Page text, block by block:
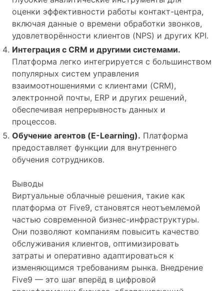
оценки эффективности работы контакт-центра,
включая данные о времени обработки звонков,
удовлетворённости клиентов (NPS) и других KPI.
Интеграция с CRM и другими системами.
Платформа легко интегрируется с большинством
популярных систем управления
взаимоотношениями с клиентами (CRM),
электронной почты, ERP и других решений,
обеспечивая непрерывность данных и
процессов.
Обучение агентов (E-Learning). Платформа
предоставляет функции для внутреннего
обучения сотрудников.
Выводы
Виртуальные облачные решения, такие как
платформа от Five9, становятся неотъемлемой
частью современной бизнес-инфраструктуры.
Они позволяют компаниям повысить качество
обслуживания клиентов, оптимизировать
затраты и оперативно адаптироваться к
изменяющимся требованиям рынка. Внедрение
Five9 — это шаг вперёд в цифровой